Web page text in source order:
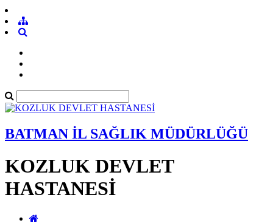
BATMAN İL SAĞLIK MÜDÜRLÜĞÜ
KOZLUK DEVLET
HASTANESİ